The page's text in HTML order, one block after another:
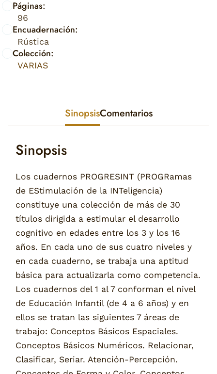
Páginas:
96
Encuadernación:
Rústica
Colección:
VARIAS
SinopsisComentarios
Sinopsis
Los cuadernos PROGRESINT (PROGRamas
de EStimulación de la INTeligencia)
constituye una colección de más de 30
títulos dirigida a estimular el desarrollo
cognitivo en edades entre los 3 y los 16
años. En cada uno de sus cuatro niveles y
en cada cuaderno, se trabaja una aptitud
básica para actualizarla como competencia.
Los cuadernos del 1 al 7 conforman el nivel
de Educación Infantil (de 4 a 6 años) y en
ellos se tratan las siguientes 7 áreas de
trabajo: Conceptos Básicos Espaciales.
Conceptos Básicos Numéricos. Relacionar,
Clasificar, Seriar. Atención-Percepción.